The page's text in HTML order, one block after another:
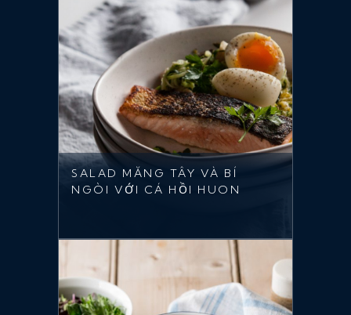
SALAD MĂNG TÂY VÀ BÍ
NGÒI VỚI CÁ HỒI HUON